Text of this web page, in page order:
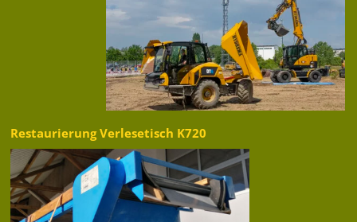
Restaurierung Verlesetisch K720